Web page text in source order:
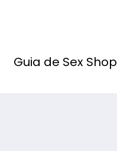
Guia de Sex Shop